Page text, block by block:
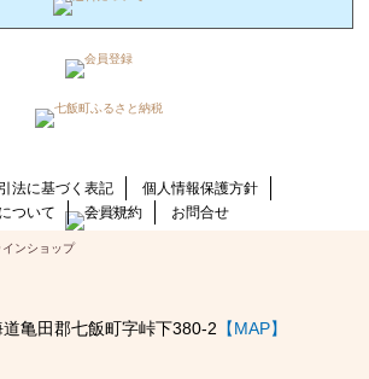
法に基づく表記
個人情報保護方針
ついて
会員規約 お問合せ
亀田郡七飯町字峠下380-2 【MAP】